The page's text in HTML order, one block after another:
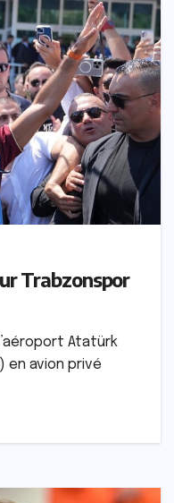
Trabzonspor
Atatürk
en avion privé